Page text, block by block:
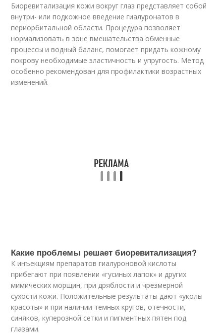
Биоревитализация кожи вокруг глаз представляет собой
внутри- или подкожное введение гиалуронатов в
периорбитальной области. Процедура позволяет
нормализовать в зоне вмешательства обменные
процессы и водный баланс, помогает придать кожному
покрову необходимые эластичность и упругость. Метод
особенно рекомендован для профилактики возрастных
изменений.
Какие проблемы решает биоревитализация?
К инъекциям препаратов гиалуроновой кислоты
прибегают при появлении «гусиных лапок» и других
мимических морщин, при дряблости и чрезмерной
сухости кожи. Положительные результаты дают «уколы
красоты» и при наличии темных кругов, отечности,
синяков, куперозной сетки и пигментных пятен под
глазами.